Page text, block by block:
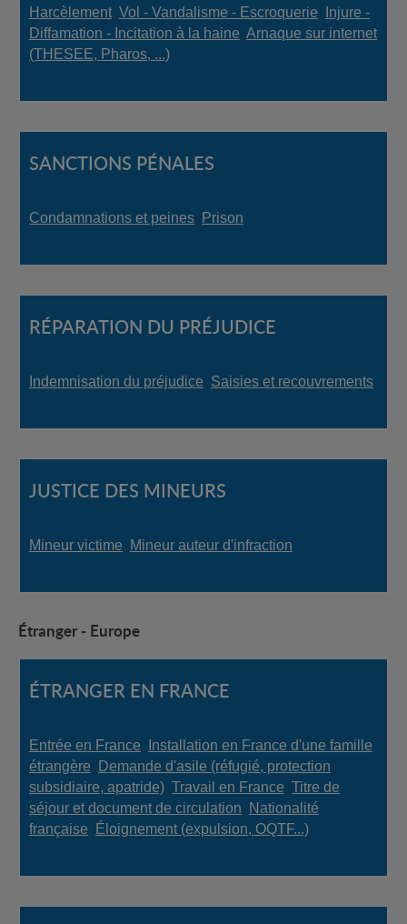
Harcèlement, Vol - Vandalisme - Escroquerie, Injure -
Diffamation - Incitation à la haine, Arnaque sur internet
(THESEE, Pharos, ...)
SANCTIONS PÉNALES
Condamnations et peines, Prison
RÉPARATION DU PRÉJUDICE
Indemnisation du préjudice, Saisies et recouvrements
JUSTICE DES MINEURS
Mineur victime, Mineur auteur d'infraction
Étranger - Europe
ÉTRANGER EN FRANCE
Entrée en France, Installation en France d'une famille
étrangère, Demande d'asile (réfugié, protection
subsidiaire, apatride), Travail en France, Titre de
séjour et document de circulation, Nationalité
française, Éloignement (expulsion, OQTF...)